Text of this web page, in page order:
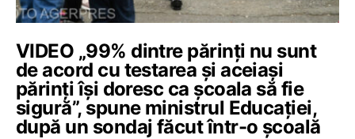
VIDEO „99% dintre părinți nu sunt
de acord cu testarea și aceiași
părinți își doresc ca școala să fie
sigură”, spune ministrul Educației,
după un sondaj făcut într-o școală